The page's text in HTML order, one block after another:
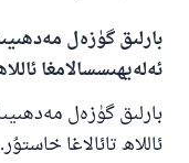
بارلىق گۈزەل
ئەلەيھىسسالامغا
بارلىق گۈزەل
ئاللاھ تائالاغا خاستۇر.